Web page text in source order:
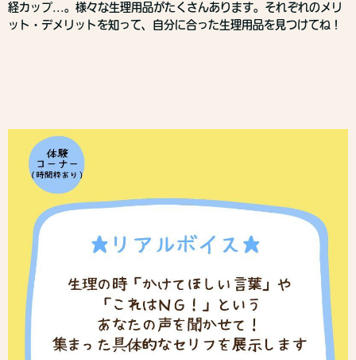
経カップ...。様々な生理用品がたくさんあります。それぞれのメリ
ット・デメリットを知って、自分に合った生理用品を見つけてね！